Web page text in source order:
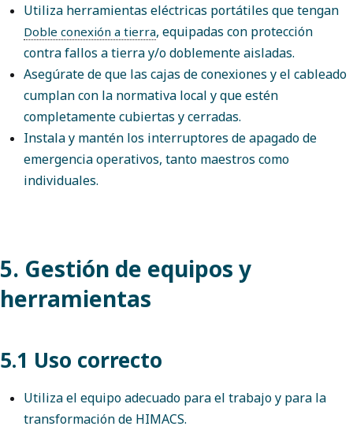
Utiliza herramientas eléctricas portátiles que tengan
Doble conexión a tierra, equipadas con protección
contra fallos a tierra y/o doblemente aisladas.
Asegúrate de que las cajas de conexiones y el cableado
cumplan con la normativa local y que estén
completamente cubiertas y cerradas.
Instala y mantén los interruptores de apagado de
emergencia operativos, tanto maestros como
individuales.
5. Gestión de equipos y
herramientas
5.1 Uso correcto
Utiliza el equipo adecuado para el trabajo y para la
transformación de HIMACS.